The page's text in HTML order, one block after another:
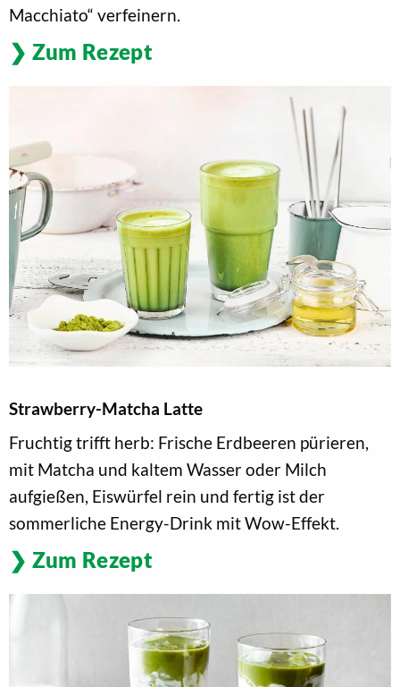
Macchiato“ verfeinern.
Zum Rezept
Strawberry-Matcha Latte
Fruchtig trifft herb: Frische Erdbeeren pürieren,
mit Matcha und kaltem Wasser oder Milch
aufgießen, Eiswürfel rein und fertig ist der
sommerliche Energy-Drink mit Wow-Effekt.
Zum Rezept